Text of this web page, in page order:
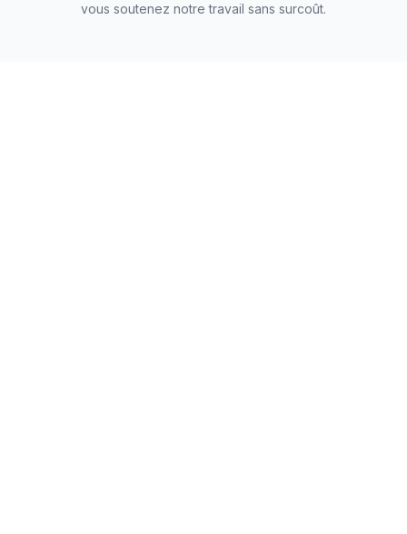
vous soutenez notre travail sans surcoût.